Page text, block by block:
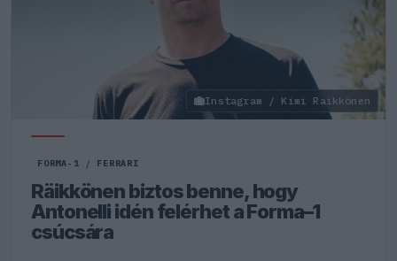
Instagram / Kimi Raikkönen
FORMA-1 / FERRARI
Räikkönen biztos benne, hogy
Antonelli idén felérhet a Forma–1
csúcsára